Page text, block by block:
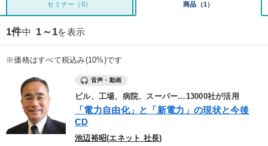
セミナー（0） 商品（1）
1件中 1～1を表示
※価格はすべて税込み(10%)です
音声・動画
ビル、工場、病院、スーパー…13000社が活用
「電力自由化」と「新電力」の現状と今後
CD
池辺裕昭(エネット 社長)